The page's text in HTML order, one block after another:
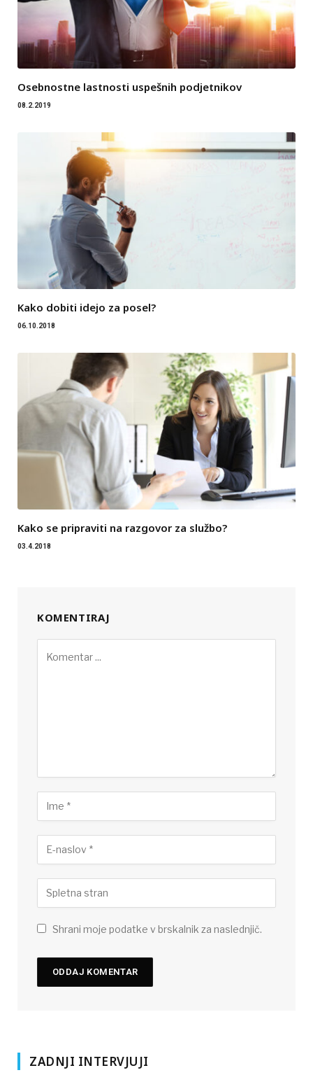
Osebnostne lastnosti uspešnih podjetnikov
08.2.2019
Kako dobiti idejo za posel?
06.10.2018
Kako se pripraviti na razgovor za službo?
03.4.2018
KOMENTIRAJ
Shrani moje podatke v brskalnik za naslednjič.
ZADNJI INTERVJUJI